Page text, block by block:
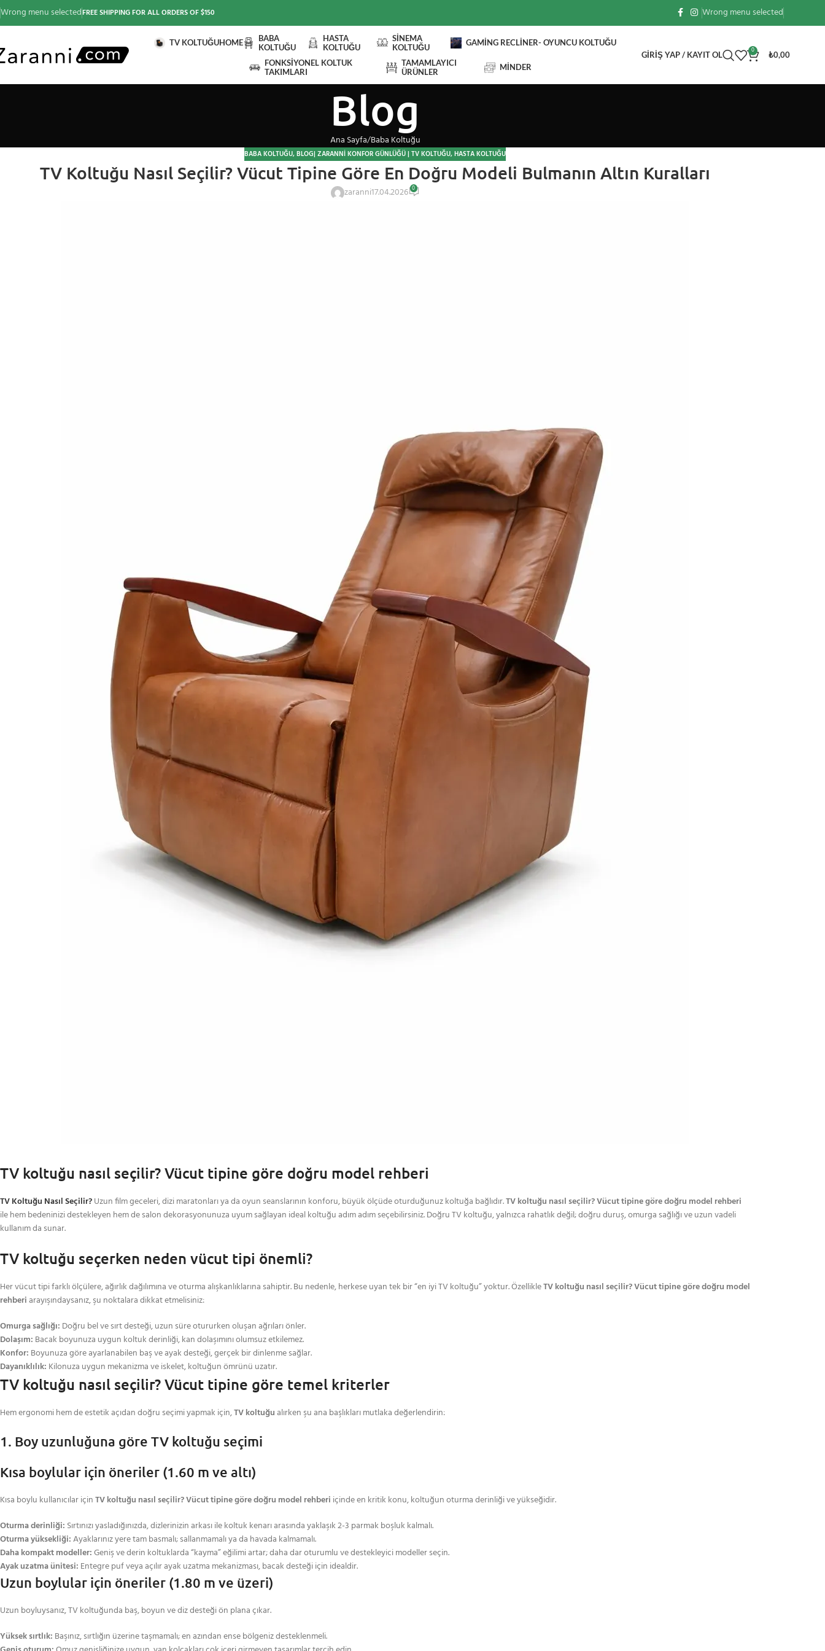
Wrong menu selectedFREE SHIPPING FOR ALL ORDERS OF $150 Wrong menu selected
TV KOLTUĞUHOME
BABA
KOLTUĞU
HASTA
KOLTUĞU
SINEMA
KOLTUĞU
GAMING RECLINER- OYUNCU KOLTUĞU
FONKSIYONEL KOLTUK
TAKIMLARI
TAMAMLAYICI
ÜRÜNLER
MINDER
GIRIŞ YAP / KAYIT OL 0 ₺0,00
Blog
Ana Sayfa Baba Koltuğu
BABA KOLTUĞU,BLOG| ZARANNI KONFOR GÜNLÜĞÜ | TV KOLTUĞU, HASTA KOLTUĞU
TV Koltuğu Nasıl Seçilir? Vücut Tipine Göre En Doğru Modeli Bulmanın Altın Kuralları
zaranni17.04.2026 0
TV koltuğu nasıl seçilir? Vücut tipine göre doğru model rehberi
TV Koltuğu Nasıl Seçilir?Uzun film geceleri, dizi maratonları ya da oyun seanslarının konforu, büyük ölçüde oturduğunuz koltuğa bağlıdır.TV koltuğu nasıl seçilir? Vücut tipine göre doğru model rehberi
ile hem bedeninizi destekleyen hem de salon dekorasyonunuza uyum sağlayan ideal koltuğu adım adım seçebilirsiniz. Doğru TV koltuğu, yalnızca rahatlık değil; doğru duruş, omurga sağlığı ve uzun vadeli
kullanım da sunar.
TV koltuğu seçerken neden vücut tipi önemli?
Her vücut tipi farklı ölçülere, ağırlık dağılımına ve oturma alışkanlıklarına sahiptir. Bu nedenle, herkese uyan tek bir “en iyi TV koltuğu” yoktur. ÖzellikleTV koltuğu nasıl seçilir? Vücut tipine göre doğru model
rehberiarayışındaysanız, şu noktalara dikkat etmelisiniz:
Omurga sağlığı: Doğru bel ve sırt desteği, uzun süre otururken oluşan ağrıları önler.
Dolaşım: Bacak boyunuza uygun koltuk derinliği, kan dolaşımını olumsuz etkilemez.
Konfor: Boyunuza göre ayarlanabilen baş ve ayak desteği, gerçek bir dinlenme sağlar.
Dayanıklılık: Kilonuza uygun mekanizma ve iskelet, koltuğun ömrünü uzatır.
TV koltuğu nasıl seçilir? Vücut tipine göre temel kriterler
Hem ergonomi hem de estetik açıdan doğru seçimi yapmak için,TV koltuğualırken şu ana başlıkları mutlaka değerlendirin:
1. Boy uzunluğuna göre TV koltuğu seçimi
Kısa boylular için öneriler (1.60 m ve altı)
Kısa boylu kullanıcılar içinTV koltuğu nasıl seçilir? Vücut tipine göre doğru model rehberi içinde en kritik konu, koltuğun oturma derinliği ve yükseğidir.
Oturma derinliği: Sırtınızı yasladığınızda, dizlerinizin arkası ile koltuk kenarı arasında yaklaşık 2-3 parmak boşluk kalmalı.
Oturma yüksekliği:Ayaklarınız yere tam basmalı; sallanmamalı ya da havada kalmamalı.
Daha kompakt modeller:Geniş ve derin koltuklarda “kayma” eğilimi artar; daha dar oturumlu ve destekleyici modeller seçin.
Ayak uzatma ünitesi: Entegre puf veya açılır ayak uzatma mekanizması, bacak desteği için idealdir.
Uzun boylular için öneriler (1.80 m ve üzeri)
Uzun boyluysanız, TV koltuğunda baş, boyun ve diz desteği ön plana çıkar.
Yüksek sırtlık: Başınız, sırtlığın üzerine taşmamalı; en azından ense bölgeniz desteklenmeli.